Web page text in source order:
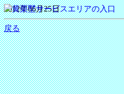
2012年06月25日
戻る